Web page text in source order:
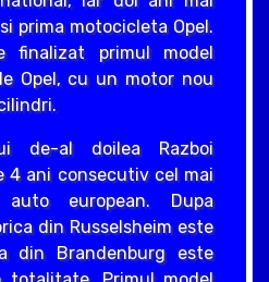
prima motocicleta Opel.
finalizat primul model
Opel, cu un motor nou
de-al doilea Razboi
4 ani consecutiv cel mai
european. Dupa
din Russelsheim este
din Brandenburg este